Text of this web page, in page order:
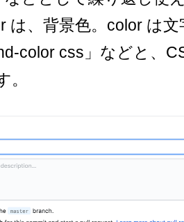
は、背景色。color は
color css」などと、
。